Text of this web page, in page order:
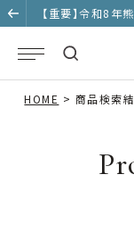
【重要】令和8年
HOME 商品検索